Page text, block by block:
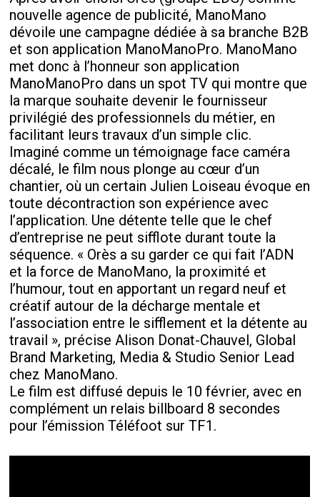
nouvelle agence de publicité, ManoMano
dévoile une campagne dédiée à sa branche B2B
et son application ManoManoPro. ManoMano
met donc à l’honneur son application
ManoManoPro dans un spot TV qui montre que
la marque souhaite devenir le fournisseur
privilégié des professionnels du métier, en
facilitant leurs travaux d’un simple clic.
Imaginé comme un témoignage face caméra
décalé, le film nous plonge au cœur d’un
chantier, où un certain Julien Loiseau évoque en
toute décontraction son expérience avec
l’application. Une détente telle que le chef
d’entreprise ne peut sifflote durant toute la
séquence. « Orès a su garder ce qui fait l’ADN
et la force de ManoMano, la proximité et
l’humour, tout en apportant un regard neuf et
créatif autour de la décharge mentale et
l’association entre le sifflement et la détente au
travail », précise Alison Donat-Chauvel, Global
Brand Marketing, Media & Studio Senior Lead
chez ManoMano.
Le film est diffusé depuis le 10 février, avec en
complément un relais billboard 8 secondes
pour l’émission Téléfoot sur TF1.